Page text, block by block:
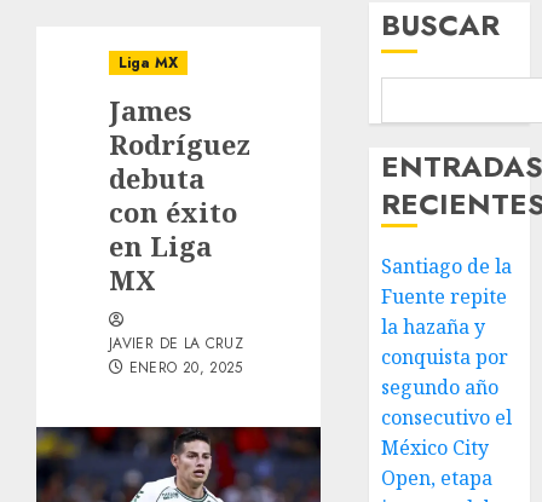
Liga MX
James
Rodríguez
debuta
con éxito
en Liga
MX
JAVIER DE LA CRUZ
ENERO 20, 2025
BUSCAR
Santiago de la
Fuente repite
la hazaña y
conquista por
segundo año
consecutivo el
México City
Open, etapa